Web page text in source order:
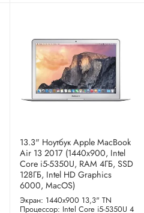
13.3" Ноутбук Apple MacBook
Air 13 2017 (1440x900, Intel
Core i5-5350U, RAM 4ГБ, SSD
128ГБ, Intel HD Graphics
6000, MacOS)
Экран: 1440x900 13,3" TN
Процессор: Intel Core i5-5350U 4